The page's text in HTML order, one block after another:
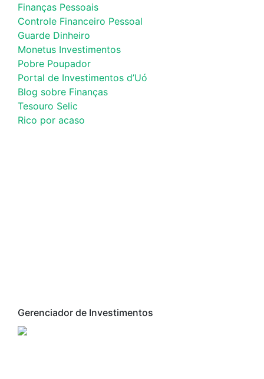
Finanças Pessoais
Controle Financeiro Pessoal
Guarde Dinheiro
Monetus Investimentos
Pobre Poupador
Portal de Investimentos d’Uó
Blog sobre Finanças
Tesouro Selic
Rico por acaso
Gerenciador de Investimentos